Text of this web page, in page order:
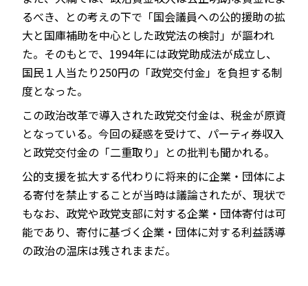
るべき、との考えの下で「国会議員への公的援助の拡
大と国庫補助を中心とした政党法の検討」が謳われ
た。そのもとで、1994年には政党助成法が成立し、
国民１人当たり250円の「政党交付金」を負担する制
度となった。
この政治改革で導入された政党交付金は、税金が原資
となっている。今回の疑惑を受けて、パーティ券収入
と政党交付金の「二重取り」との批判も聞かれる。
公的支援を拡大する代わりに将来的に企業・団体によ
る寄付を禁止することが当時は議論されたが、現状で
もなお、政党や政党支部に対する企業・団体寄付は可
能であり、寄付に基づく企業・団体に対する利益誘導
の政治の温床は残されままだ。